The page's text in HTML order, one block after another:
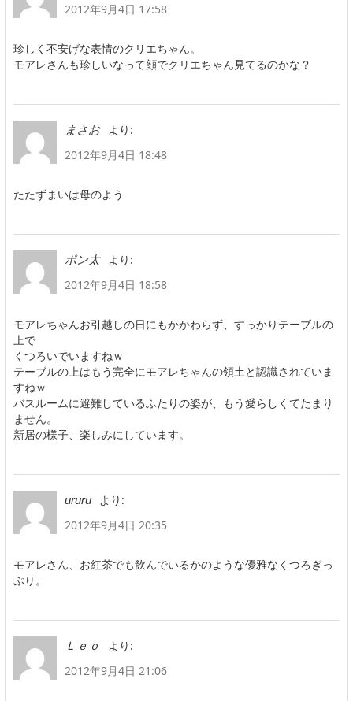
2012年9月4日 17:58
珍しく不安げな表情のクリエちゃん。
モアレさんも珍しいなって顔でクリエちゃん見てるのかな？
まさお
より:
2012年9月4日 18:48
たたずまいは母のよう
ポン太
より:
2012年9月4日 18:58
モアレちゃんお引越しの日にもかかわらず、すっかりテーブルの
上で
くつろいでいますねｗ
テーブルの上はもう完全にモアレちゃんの領土と認識されていま
すねｗ
バスルームに避難しているふたりの姿が、もう愛らしくてたまり
ません。
新居の様子、楽しみにしています。
ururu
より:
2012年9月4日 20:35
モアレさん、お紅茶でも飲んでいるかのような優雅なくつろぎっ
ぷり。
Ｌｅｏ
より:
2012年9月4日 21:06